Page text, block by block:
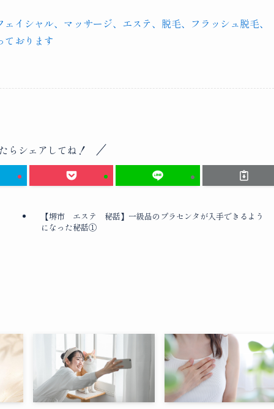
イシャル、マッサージ、エステ、脱毛、フラッシュ脱毛、
ております
らシェアしてね！
【堺市 エステ 秘話】一級品のプラセンタが入手できるよう
になった秘話①